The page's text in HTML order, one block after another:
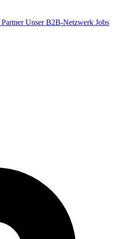
Partner Unser B2B-Netzwerk Jobs